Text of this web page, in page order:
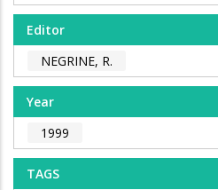
Editor
NEGRINE, R.
Year
1999
TAGS